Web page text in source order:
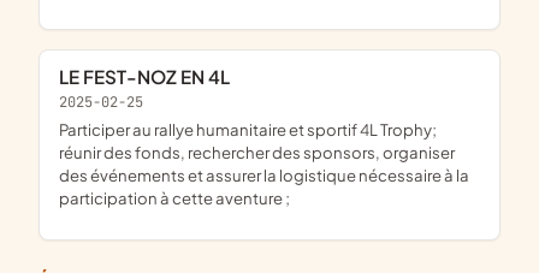
LE FEST-NOZ EN 4L
2025-02-25
participer au rallye humanitaire et sportif 4L Trophy;
réunir des fonds, rechercher des sponsors, organiser
des événements et assurer la logistique nécessaire à la
participation à cette aventure ;